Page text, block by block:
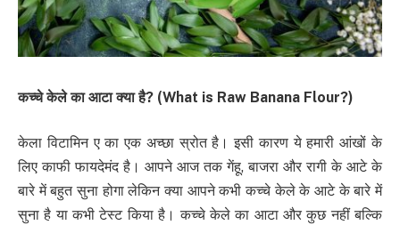
कच्चे केले का आटा क्या है? (What is Raw Banana Flour?)
केला विटामिन ए का एक अच्छा स्रोत है। इसी कारण ये हमारी आंखों के
लिए काफी फायदेमंद है। आपने आज तक गेंहू, बाजरा और रागी के आटे के
बारे में बहुत सुना होगा लेकिन क्या आपने कभी कच्‍चे केले के आटे के बारे में
सुना है या कभी टेस्ट किया है। कच्‍चे केले का आटा और कुछ नहीं बल्कि